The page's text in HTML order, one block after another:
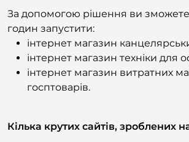
годин запустити:
інтернет магазин
інтернет магазин техніки для
інтернет магазин витратних
госптоварів.
Копіювально-розмножувальна